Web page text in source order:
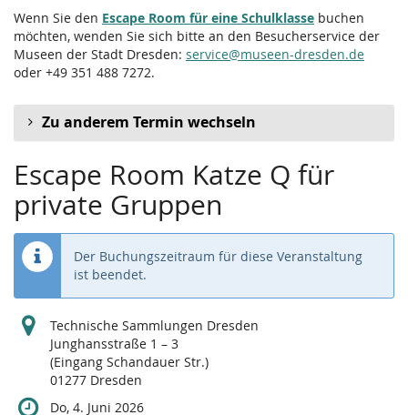
Wenn Sie den Escape Room für eine Schulklasse buchen
möchten, wenden Sie sich bitte an den Besucherservice der
Museen der Stadt Dresden: service@museen-dresden.de
oder +49 351 488 7272.
Zu anderem Termin wechseln
Escape Room Katze Q für
private Gruppen
Der Buchungszeitraum für diese Veranstaltung
ist beendet.
Technische Sammlungen Dresden
Junghansstraße 1 – 3
(Eingang Schandauer Str.)
01277 Dresden
Do, 4. Juni 2026